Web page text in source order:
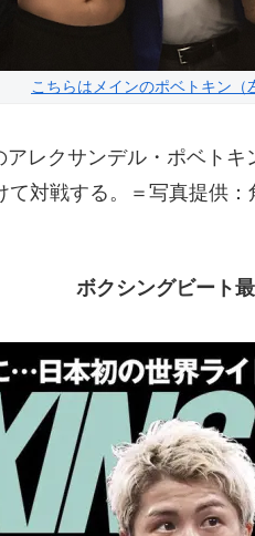
こちらはメインのポベトキン（
レクサンデル・ポベトキ
対戦する。＝写真提供：
ボクシングビート